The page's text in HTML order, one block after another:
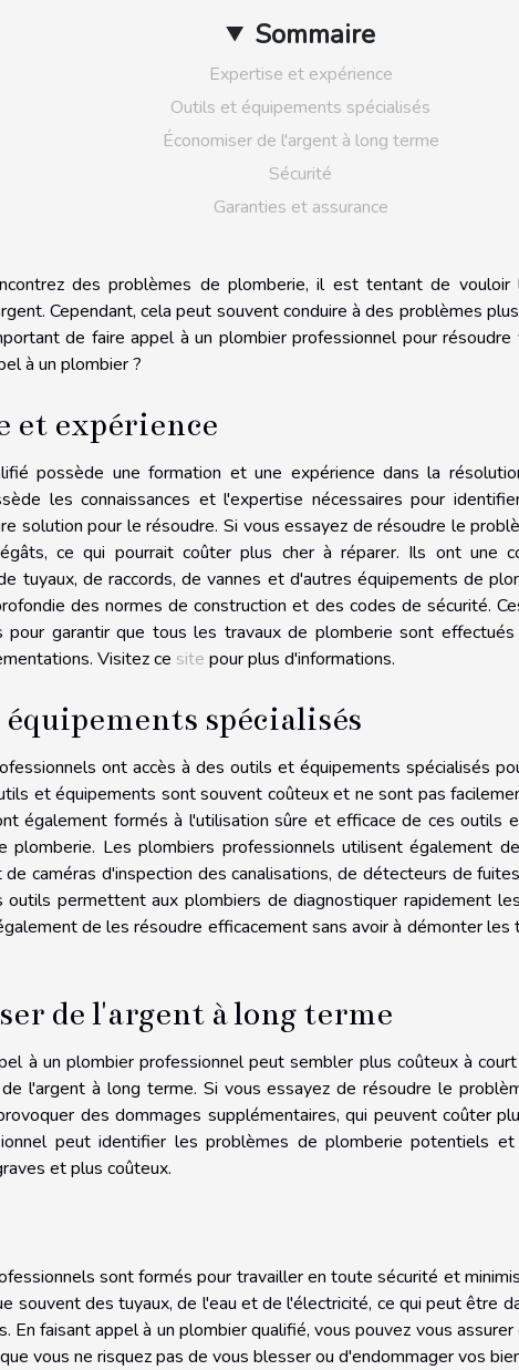
Sommaire
Expertise et expérience
Outils et équipements spécialisés
Économiser de l'argent à long terme
Sécurité
Garanties et assurance
des problèmes de plomberie, il est tentant de
Cependant, cela peut souvent conduire à des problèmes
de faire appel à un plombier professionnel pour
à un plombier ?
et expérience
possède une formation et une expérience dans la
les connaissances et l'expertise nécessaires pour
solution pour le résoudre. Si vous essayez de résoudre le
ce qui pourrait coûter plus cher à réparer. Ils ont une
tuyaux, de raccords, de vannes et d'autres équipements de
des normes de construction et des codes de sécurité.
pour garantir que tous les travaux de plomberie sont
Visitez ce site pour plus d'informations.
spécialisés
ont accès à des outils et équipements spécialisés
et équipements sont souvent coûteux et ne sont pas
également formés à l'utilisation sûre et efficace de ces outils
plomberie. Les plombiers professionnels utilisent également
caméras d'inspection des canalisations, de détecteurs de
outils permettent aux plombiers de diagnostiquer rapidement
de les résoudre efficacement sans avoir à démonter les
de l'argent à long terme
à un plombier professionnel peut sembler plus coûteux à
l'argent à long terme. Si vous essayez de résoudre le
des dommages supplémentaires, qui peuvent coûter
peut identifier les problèmes de plomberie potentiels
et plus coûteux.
sont formés pour travailler en toute sécurité et
souvent des tuyaux, de l'eau et de l'électricité, ce qui peut être
En faisant appel à un plombier qualifié, vous pouvez vous
vous ne risquez pas de vous blesser ou d'endommager vos